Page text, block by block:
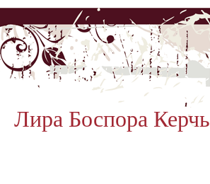
Лира Боспора Керчь